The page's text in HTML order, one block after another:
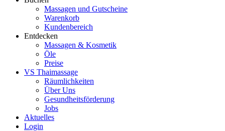
Massagen und Gutscheine
Warenkorb
Kundenbereich
Entdecken
Massagen & Kosmetik
Öle
Preise
VS Thaimassage
Räumlichkeiten
Über Uns
Gesundheitsförderung
Jobs
Aktuelles
Login